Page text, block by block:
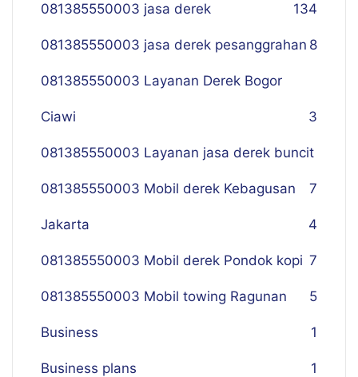
081385550003 jasa derek 134
081385550003 jasa derek pesanggrahan 8
081385550003 Layanan Derek Bogor
Ciawi 3
081385550003 Layanan jasa derek buncit
7
081385550003 Mobil derek Kebagusan
Jakarta 4
081385550003 Mobil derek Pondok kopi 7
081385550003 Mobil towing Ragunan 5
Business 1
Business plans 1